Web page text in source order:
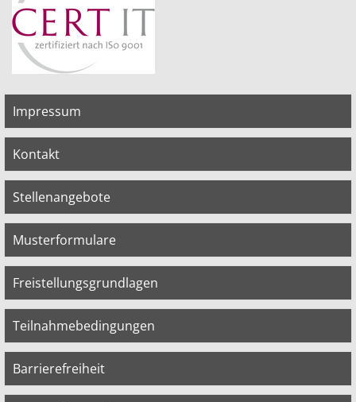
Impressum
Kontakt
Stellenangebote
Musterformulare
Freistellungsgrundlagen
Teilnahmebedingungen
Barrierefreiheit